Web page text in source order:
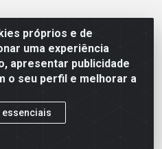
próprios e de
uma experiência
apresentar publicidade
o seu perfil e melhorar a
essenciais
LTDA - RODOVIA BR-
- Muribeca, Jaboatão dos
08.305.623/0001-84